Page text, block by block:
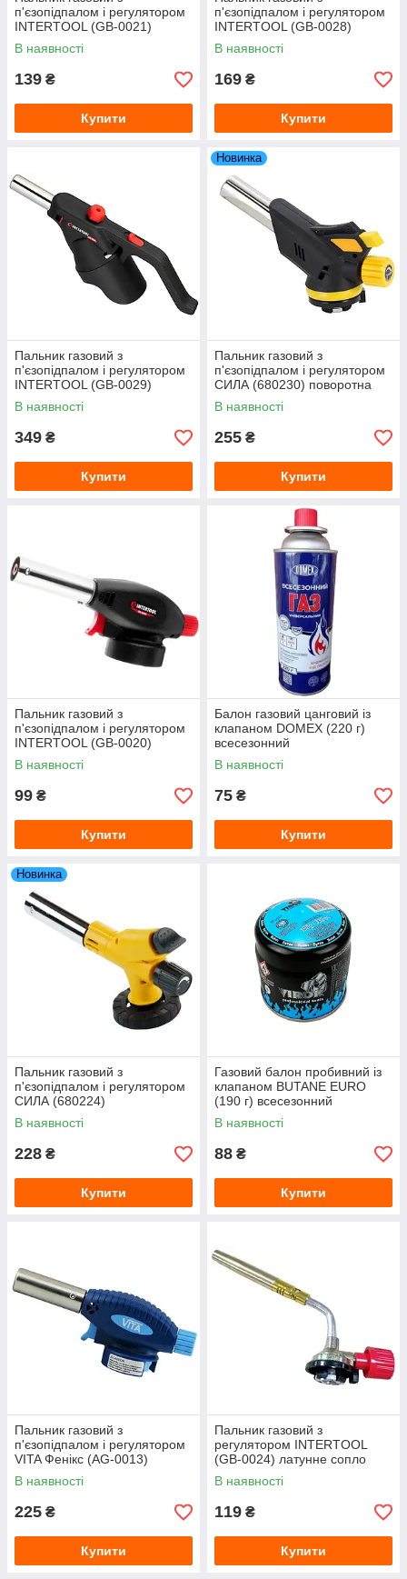
п'єзопідпалом і регулятором
INTERTOOL (GB-0021)
В наявності
139 ₴
Купити
п'єзопідпалом і регулятором
INTERTOOL (GB-0028)
В наявності
169 ₴
Купити
Пальник газовий з
п'єзопідпалом і регулятором
INTERTOOL (GB-0029)
поворотна 360°
В наявності
349 ₴
Купити
Новинка
Пальник газовий з
п'єзопідпалом і регулятором
СИЛА (680230) поворотна
360°
В наявності
255 ₴
Купити
Пальник газовий з
п'єзопідпалом і регулятором
INTERTOOL (GB-0020)
В наявності
99 ₴
Купити
Балон газовий цанговий із
клапаном DOMEX (220 г)
всесезонний
В наявності
75 ₴
Купити
Новинка
Пальник газовий з
п'єзопідпалом і регулятором
СИЛА (680224)
В наявності
228 ₴
Купити
Газовий балон пробивний із
клапаном BUTANE EURO
(190 г) всесезонний
В наявності
88 ₴
Купити
Пальник газовий з
п'єзопідпалом і регулятором
VITA Фенікс (AG-0013)
керамічне сопло
В наявності
225 ₴
Купити
Пальник газовий з
регулятором INTERTOOL
(GB-0024) латунне сопло
В наявності
119 ₴
Купити